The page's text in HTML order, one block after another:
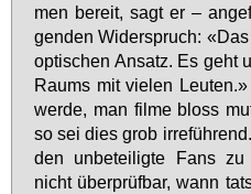
men be­reit, sagt er –
gen­den Wi­der­spruch:
op­ti­schen An­satz. Es geht
Raums mit vie­len
wer­de, man fil­me bloss
so sei dies grob
den un­be­tei­lig­te Fans
nicht über­prüf­bar, wann